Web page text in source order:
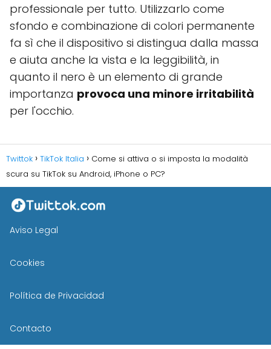
professionale per tutto. Utilizzarlo come
sfondo e combinazione di colori permanente
fa sì che il dispositivo si distingua dalla massa
e aiuta anche la vista e la leggibilità, in
quanto il nero è un elemento di grande
importanza provoca una minore irritabilità
per l'occhio.
Twittok TikTok Italia
Come si attiva o si imposta la modalità
scura su TikTok su Android, iPhone o PC?
Aviso Legal
Cookies
Política de Privacidad
Contacto